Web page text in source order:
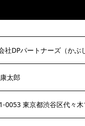
社DPパートナーズ（かぶ
太郎
0053 東京都渋谷区代々